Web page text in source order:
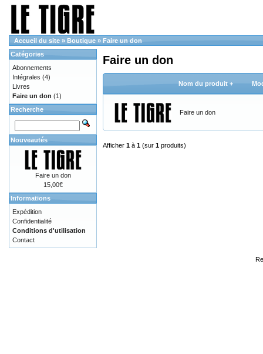
Accueil du site » Boutique » Faire un don
Faire un don
Nom du produit +
Faire un don
Afficher 1 à 1 (sur 1 produits)
Catégories
Abonnements
Intégrales (4)
Livres
Faire un don (1)
Recherche
Nouveautés
Faire un don
15,00€
Informations
Expédition
Confidentialité
Conditions d'utilisation
Contact